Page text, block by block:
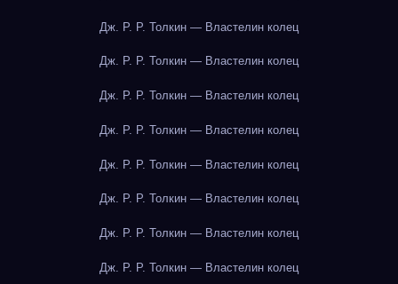
Дж. Р. Р. Толкин — Властелин колец
Дж. Р. Р. Толкин — Властелин колец
Дж. Р. Р. Толкин — Властелин колец
Дж. Р. Р. Толкин — Властелин колец
Дж. Р. Р. Толкин — Властелин колец
Дж. Р. Р. Толкин — Властелин колец
Дж. Р. Р. Толкин — Властелин колец
Дж. Р. Р. Толкин — Властелин колец